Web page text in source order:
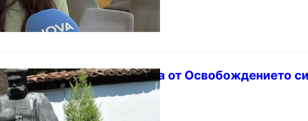
Варна чества годишнината от Освобождението
тържествена програма
България–27.07.2026